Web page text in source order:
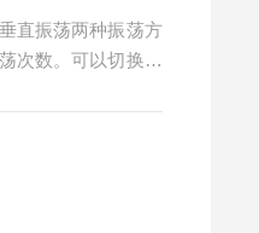
直振荡两种振荡方
次数。可以切换定